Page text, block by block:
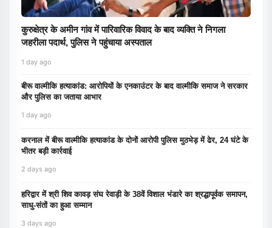
कुरुक्षेत्र के अमीन गांव में पारिवारिक विवाद के बाद व्यक्ति ने निगला
जहरीला पदार्थ, पुलिस ने पहुंचाया अस्पताल
1 day ago
बीरू वाल्मीकि हत्याकांड: आरोपियों के एनकाउंटर के बाद वाल्मीकि समाज ने सरकार
और पुलिस का जताया आभार
1 day ago
करनाल में बीरू वाल्मीकि हत्याकांड के दोनों आरोपी पुलिस मुठभेड़ में ढेर, 24 घंटे के
भीतर बड़ी कार्रवाई
2 days ago
हरिद्वार में श्री शिव कावड़ संघ रेवाड़ी के 38वें विशाल भंडारे का श्रद्धापूर्वक समापन,
साधु-संतों का हुआ सम्मान
3 days ago